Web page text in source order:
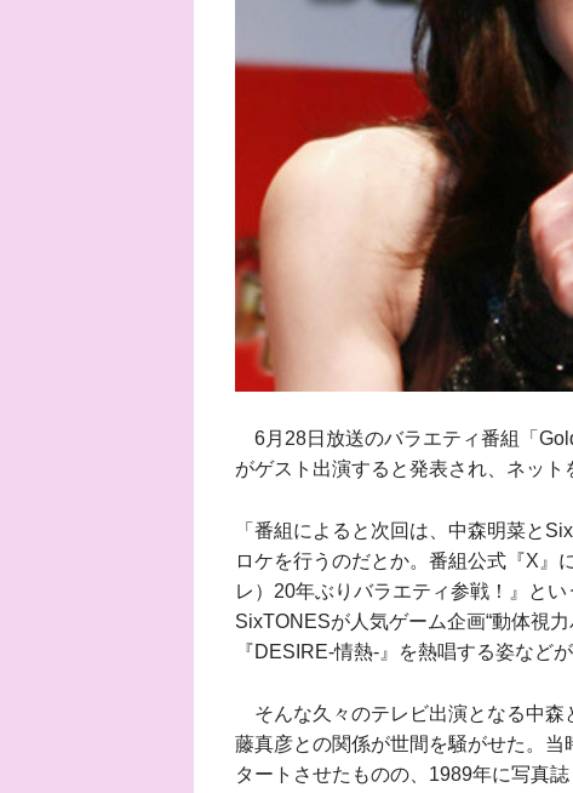
6月28日放送のバラエティ番組「
がゲスト出演すると発表され、ネット
「番組によると次回は、中森明菜と
ロケを行うのだとか。番組公式『X』
レ）20年ぶりバラエティ参戦！』と
SixTONESが人気ゲーム企画“動体視
『DESIRE-情熱-』を熱唱する姿など
そんな久々のテレビ出演となる中森
藤真彦との関係が世間を騒がせた。
タートさせたものの、1989年に写真